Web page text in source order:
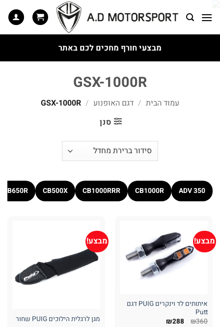
מבצעי חורף מחכים לכם באתר
GSX-1000R
עמוד הבית / דגם האופנוע /
סנן
ADV 350
CB1000R
CB1000RRR
CB500X
CB650R
מבצע!
איתותים לד וינקרים PUIG דגם
Putt
₪360 המחיר
₪288 המחיר
מבצע!
מגן לרגלית הילוכים PUIG שחור